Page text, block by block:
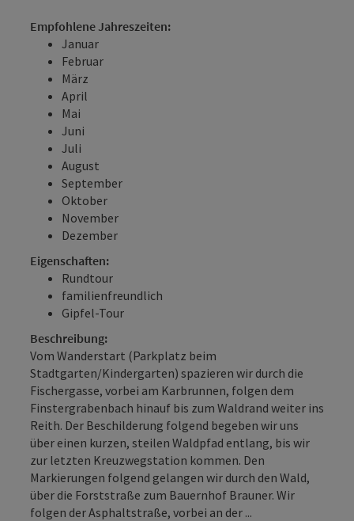
Empfohlene Jahreszeiten:
Januar
Februar
März
April
Mai
Juni
Juli
August
September
Oktober
November
Dezember
Eigenschaften:
Rundtour
familienfreundlich
Gipfel-Tour
Beschreibung:
Vom Wanderstart (Parkplatz beim
Stadtgarten/Kindergarten) spazieren wir durch die
Fischergasse, vorbei am Karbrunnen, folgen dem
Finstergrabenbach hinauf bis zum Waldrand weiter ins
Reith. Der Beschilderung folgend begeben wir uns
über einen kurzen, steilen Waldpfad entlang, bis wir
zur letzten Kreuzwegstation kommen. Den
Markierungen folgend gelangen wir durch den Wald,
über die Forststraße zum Bauernhof Brauner. Wir
folgen der Asphaltstraße, vorbei an der ...